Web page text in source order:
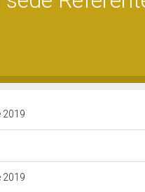
2019
2019